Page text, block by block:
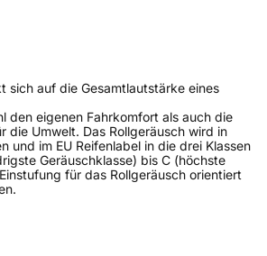
sich auf die Gesamtlautstärke eines
den eigenen Fahrkomfort als auch die
die Umwelt. Das Rollgeräusch wird in
und im EU Reifenlabel in die drei Klassen
Geräuschklasse) bis C (höchste
für das Rollgeräusch orientiert